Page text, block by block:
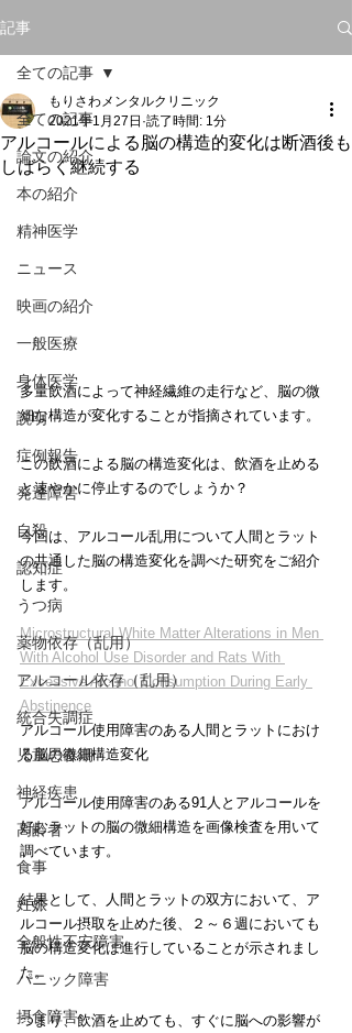
記事
全ての記事
論文の紹介
本の紹介
精神医学
ニュース
映画の紹介
一般医療
身体医学
説明
症例報告
発達障害
自殺
認知症
うつ病
薬物依存（乱用）
アルコール依存（乱用）
統合失調症
児童思春期
神経疾患
高齢者
食事
妊娠
全般性不安障害
パニック障害
摂食障害
全ての記事
アルコールによる脳の構造的変化は断酒後も
しばらく継続する
もりさわメンタルクリニック
2021年1月27日 読了時間: 1分
多量飲酒によって神経繊維の走行など、脳の微
細な構造が変化することが指摘されています。
この飲酒による脳の構造変化は、飲酒を止める
と速やかに停止するのでしょうか？
今回は、アルコール乱用について人間とラット
の共通した脳の構造変化を調べた研究をご紹介
します。
Microstructural White Matter Alterations in Men
With Alcohol Use Disorder and Rats With
Excessive Alcohol Consumption During Early
Abstinence
アルコール使用障害のある人間とラットにおけ
る脳の微細構造変化
アルコール使用障害のある91人とアルコールを
好むラットの脳の微細構造を画像検査を用いて
調べています。
結果として、人間とラットの双方において、ア
ルコール摂取を止めた後、２～６週においても
脳の構造変化は進行していることが示されまし
た。
つまり、飲酒を止めても、すぐに脳への影響が